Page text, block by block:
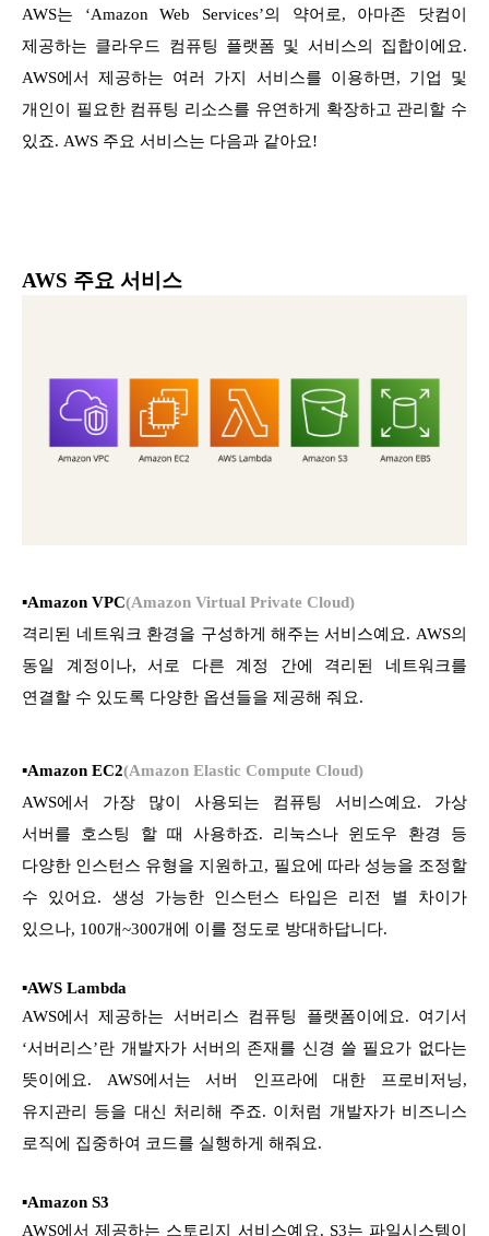
AWS는 ‘Amazon Web Services’의 약어로, 아마존 닷컴이
제공하는 클라우드 컴퓨팅 플랫폼 및 서비스의 집합이에요.
AWS에서 제공하는 여러 가지 서비스를 이용하면, 기업 및
개인이 필요한 컴퓨팅 리소스를 유연하게 확장하고 관리할 수
있죠. AWS 주요 서비스는 다음과 같아요!
AWS 주요 서비스
▪Amazon VPC(Amazon Virtual Private Cloud)
격리된 네트워크 환경을 구성하게 해주는 서비스예요. AWS의
동일 계정이나, 서로 다른 계정 간에 격리된 네트워크를
연결할 수 있도록 다양한 옵션들을 제공해 줘요.
▪Amazon EC2(Amazon Elastic Compute Cloud)
AWS에서 가장 많이 사용되는 컴퓨팅 서비스예요. 가상
서버를 호스팅 할 때 사용하죠. 리눅스나 윈도우 환경 등
다양한 인스턴스 유형을 지원하고, 필요에 따라 성능을 조정할
수 있어요. 생성 가능한 인스턴스 타입은 리전 별 차이가
있으나, 100개~300개에 이를 정도로 방대하답니다.
▪AWS Lambda
AWS에서 제공하는 서버리스 컴퓨팅 플랫폼이에요. 여기서
‘서버리스’란 개발자가 서버의 존재를 신경 쓸 필요가 없다는
뜻이에요. AWS에서는 서버 인프라에 대한 프로비저닝,
유지관리 등을 대신 처리해 주죠. 이처럼 개발자가 비즈니스
로직에 집중하여 코드를 실행하게 해줘요.
▪Amazon S3
AWS에서 제공하는 스토리지 서비스예요. S3는 파일시스템이